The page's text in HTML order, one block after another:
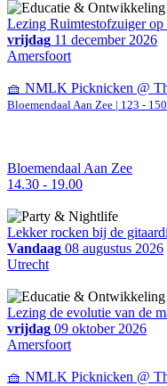
Lezing Ruimtestofzuiger
vrijdag 11 december 2026
Amersfoort
🧺 NMLK Picknicken @
Bloemendaal Aan Zee | 123 -
Bloemendaal Aan Zee
14.30 - 19.00
Lekker rocken bij de
Vandaag 08 augustus 2026
Utrecht
Lezing de evolutie van de
vrijdag 09 oktober 2026
Amersfoort
🧺 NMLK Picknicken @